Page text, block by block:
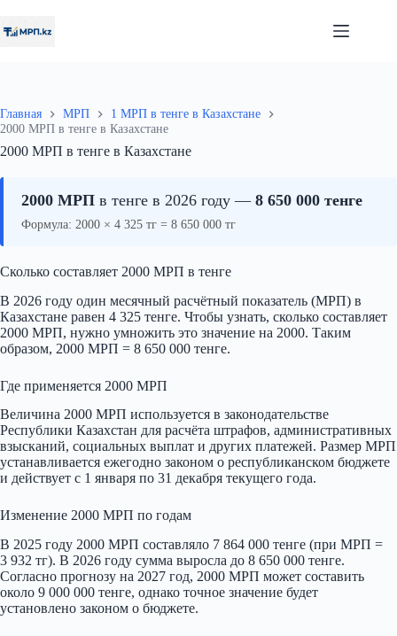
сути
Главная МРП
1 МРП в тенге в Казахстане
2000 МРП в тенге в Казахстане
2000 МРП в тенге в Казахстане
2000 МРП в тенге в 2026 году — 8 650 000 тенге
Формула: 2000 × 4 325 тг = 8 650 000 тг
Сколько составляет 2000 МРП в тенге
В 2026 году один месячный расчётный показатель (МРП) в
Казахстане равен 4 325 тенге. Чтобы узнать, сколько составляет
2000 МРП, нужно умножить это значение на 2000. Таким
образом, 2000 МРП = 8 650 000 тенге.
Где применяется 2000 МРП
Величина 2000 МРП используется в законодательстве
Республики Казахстан для расчёта штрафов, административных
взысканий, социальных выплат и других платежей. Размер МРП
устанавливается ежегодно законом о республиканском бюджете
и действует с 1 января по 31 декабря текущего года.
Изменение 2000 МРП по годам
В 2025 году 2000 МРП составляло 7 864 000 тенге (при МРП =
3 932 тг). В 2026 году сумма выросла до 8 650 000 тенге.
Согласно прогнозу на 2027 год, 2000 МРП может составить
около 9 000 000 тенге, однако точное значение будет
установлено законом о бюджете.